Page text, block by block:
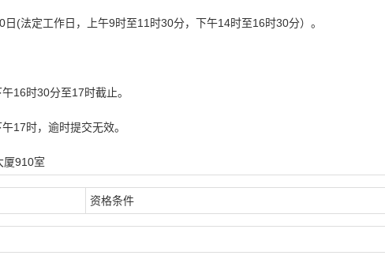
(法定工作日，上午9时至11时30分，下午14时至16时30分）。
16时30分至17时截止。
17时，逾时提交无效。
厦910室
资格条件